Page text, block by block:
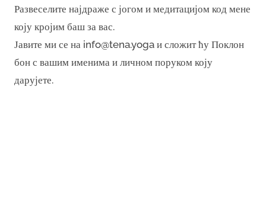
Развеселите најдраже с јогом и медитацијом код мене
коју кројим баш за вас.
Јавите ми се на info@tena.yoga и сложит ћу Поклон
бон с вашим именима и личном поруком коју
дарујете.